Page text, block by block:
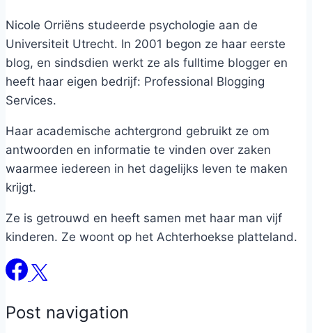
Nicole Orriëns studeerde psychologie aan de
Universiteit Utrecht. In 2001 begon ze haar eerste
blog, en sindsdien werkt ze als fulltime blogger en
heeft haar eigen bedrijf: Professional Blogging
Services.
Haar academische achtergrond gebruikt ze om
antwoorden en informatie te vinden over zaken
waarmee iedereen in het dagelijks leven te maken
krijgt.
Ze is getrouwd en heeft samen met haar man vijf
kinderen. Ze woont op het Achterhoekse platteland.
Post navigation